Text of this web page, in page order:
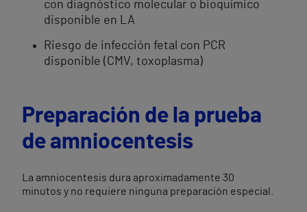
con diagnóstico molecular o bioquímico
disponible en LA
Riesgo de infección fetal con PCR
disponible (CMV, toxoplasma)
Preparación de la prueba
de amniocentesis
La amniocentesis dura aproximadamente 30
minutos y no requiere ninguna preparación especial.